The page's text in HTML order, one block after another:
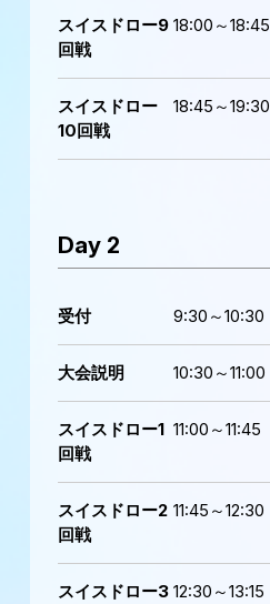
スイスドロー9
回戦
18:00～18:45
スイスドロー
10回戦
18:45～19:30
Day 2
受付 9:30～10:30
大会説明 10:30～11:00
スイスドロー1
回戦
11:00～11:45
スイスドロー2
回戦
11:45～12:30
スイスドロー3 12:30～13:15